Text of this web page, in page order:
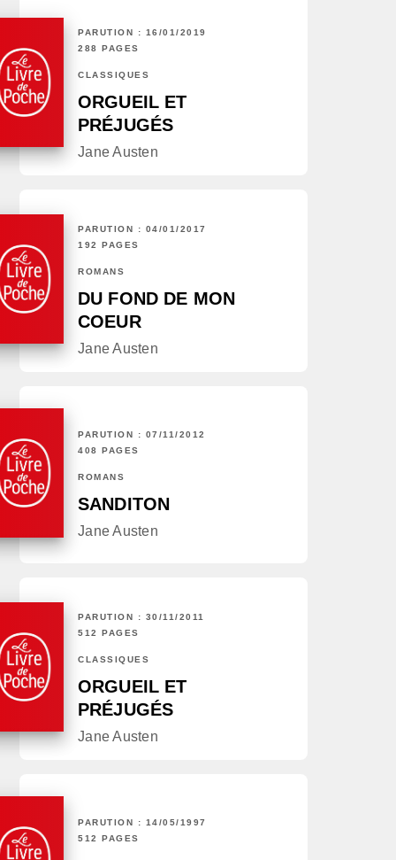
PARUTION : 16/01/2019
288 PAGES
CLASSIQUES
ORGUEIL ET
PRÉJUGÉS
Jane Austen
PARUTION : 04/01/2017
192 PAGES
ROMANS
DU FOND DE MON
COEUR
Jane Austen
PARUTION : 07/11/2012
408 PAGES
ROMANS
SANDITON
Jane Austen
PARUTION : 30/11/2011
512 PAGES
CLASSIQUES
ORGUEIL ET
PRÉJUGÉS
Jane Austen
PARUTION : 14/05/1997
512 PAGES